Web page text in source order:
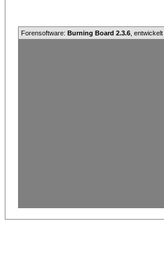
Forensoftware: Burning Board 2.3.6 ,